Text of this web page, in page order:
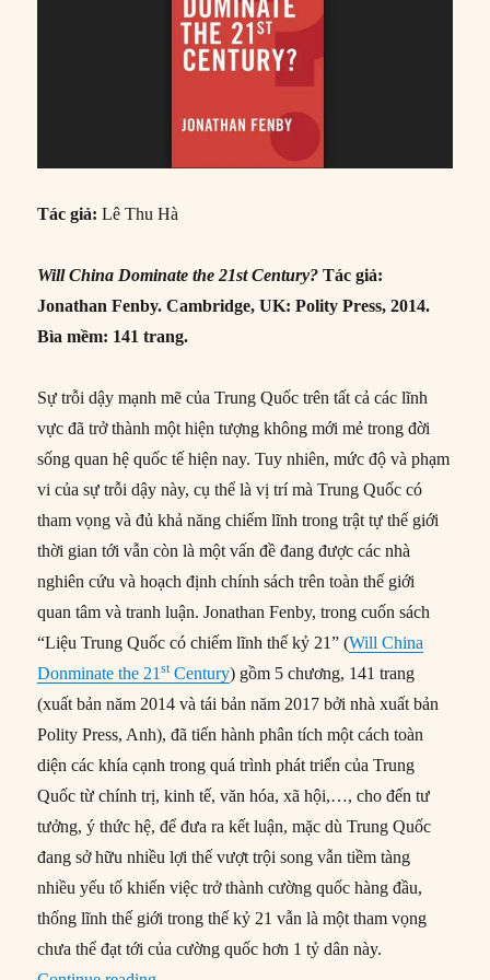
Tác giả: Lê Thu Hà
Will China Dominate the 21st Century? Tác giả:
Jonathan Fenby. Cambridge, UK: Polity Press, 2014.
Bìa mềm: 141 trang.
Sự trỗi dậy mạnh mẽ của Trung Quốc trên tất cả các lĩnh
vực đã trở thành một hiện tượng không mới mẻ trong đời
sống quan hệ quốc tế hiện nay. Tuy nhiên, mức độ và phạm
vi của sự trỗi dậy này, cụ thể là vị trí mà Trung Quốc có
tham vọng và đủ khả năng chiếm lĩnh trong trật tự thế giới
thời gian tới vẫn còn là một vấn đề đang được các nhà
nghiên cứu và hoạch định chính sách trên toàn thế giới
quan tâm và tranh luận. Jonathan Fenby, trong cuốn sách
“Liệu Trung Quốc có chiếm lĩnh thế kỷ 21” (Will China
Donminate the 21stCentury) gồm 5 chương, 141 trang
(xuất bản năm 2014 và tái bản năm 2017 bởi nhà xuất bản
Polity Press, Anh), đã tiến hành phân tích một cách toàn
diện các khía cạnh trong quá trình phát triển của Trung
Quốc từ chính trị, kinh tế, văn hóa, xã hội,…, cho đến tư
tưởng, ý thức hệ, để đưa ra kết luận, mặc dù Trung Quốc
đang sở hữu nhiều lợi thế vượt trội song vẫn tiềm tàng
nhiều yếu tố khiến việc trở thành cường quốc hàng đầu,
thống lĩnh thế giới trong thế kỷ 21 vẫn là một tham vọng
chưa thể đạt tới của cường quốc hơn 1 tỷ dân này.